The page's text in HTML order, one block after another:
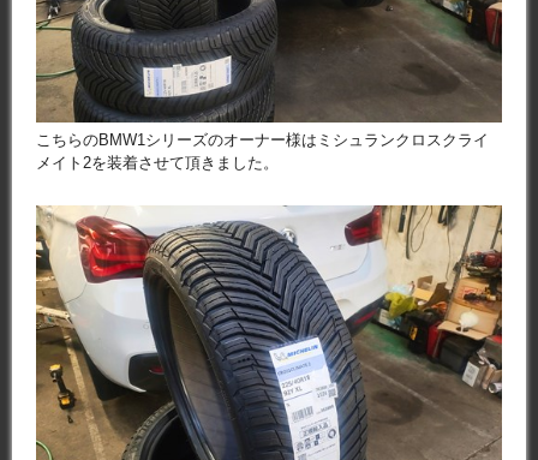
こちらのBMW1シリーズのオーナー様はミシュランクロスクライ
メイト2を装着させて頂きました。